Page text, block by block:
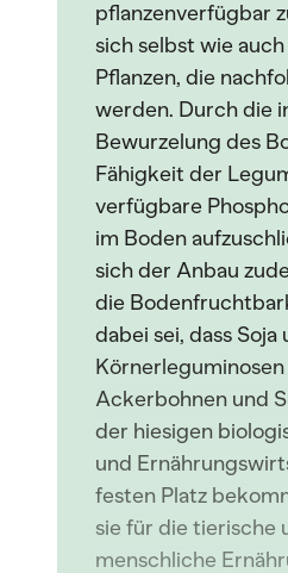
pflanzenverfügbar
sich selbst wie
Pflanzen, die
werden. Durch die
Bewurzelung des
Fähigkeit der
verfügbare
im Boden
sich der Anbau
die
dabei sei, dass
Ackerbohnen und
der hiesigen
und
festen Platz
sie für die tierische
menschliche